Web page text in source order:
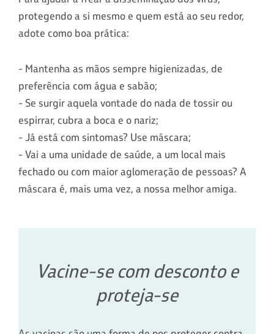
protegendo a si mesmo e quem está ao seu redor,
adote como boa prática:
- Mantenha as mãos sempre higienizadas, de
preferência com água e sabão;
- Se surgir aquela vontade do nada de tossir ou
espirrar, cubra a boca e o nariz;
- Já está com sintomas? Use máscara;
- Vai a uma unidade de saúde, a um local mais
fechado ou com maior aglomeração de pessoas? A
máscara é, mais uma vez, a nossa melhor amiga.
Vacine-se com desconto e
proteja-se